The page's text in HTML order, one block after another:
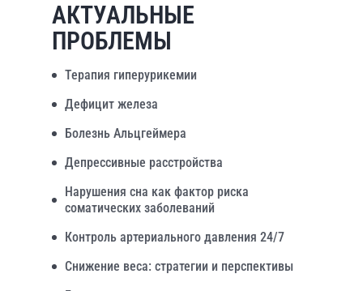
АКТУАЛЬНЫЕ
ПРОБЛЕМЫ
Терапия гиперурикемии
Дефицит железа
Болезнь Альцгеймера
Депрессивные расстройства
Нарушения сна как фактор риска
соматических заболеваний
Контроль артериального давления 24/7
Снижение веса: стратегии и перспективы